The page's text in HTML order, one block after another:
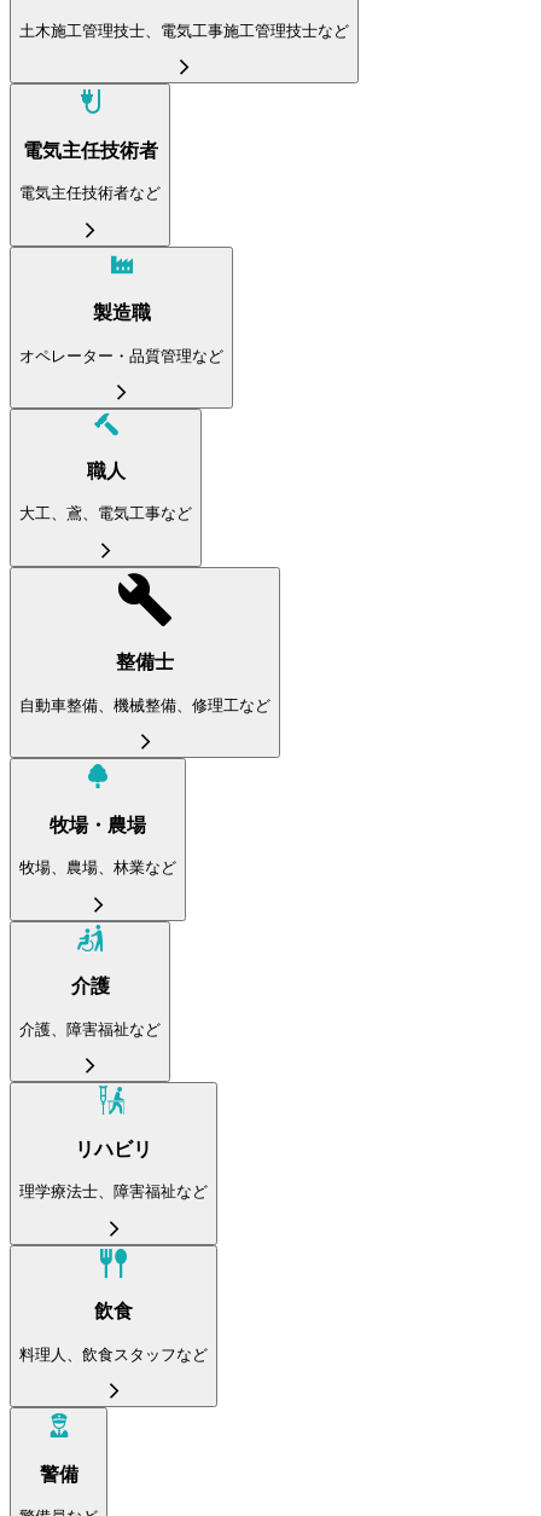
土木施工管理技士、電気工事施工管理技士など
電気主任技術者
電気主任技術者など
製造職
オペレーター・品質管理など
職人
大工、鳶、電気工事など
整備士
自動車整備、機械整備、修理工など
牧場・農場
牧場、農場、林業など
介護
介護、障害福祉など
リハビリ
理学療法士、障害福祉など
飲食
料理人、飲食スタッフなど
警備